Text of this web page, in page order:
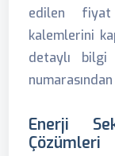
edilen fiyat
kalemlerini
detaylı
Enerji
Çözümleri